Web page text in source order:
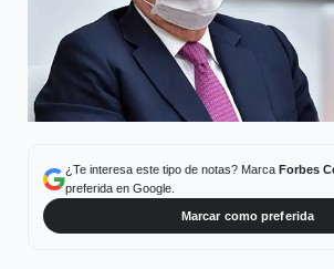
¿Te interesa este tipo de notas? Marca Forbes
preferida en Google.
Marcar como preferida